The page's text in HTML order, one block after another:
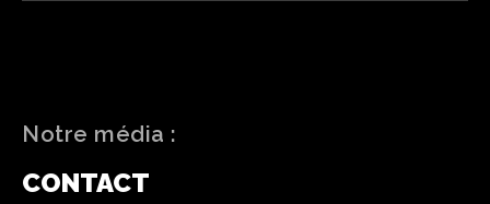
Notre média :
CONTACT